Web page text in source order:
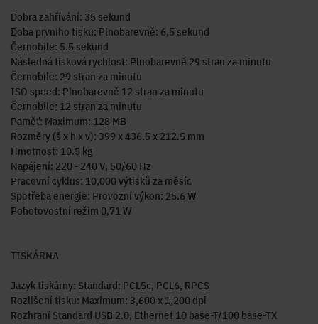
Dobra zahřívání: 35 sekund
Doba prvního tisku: Plnobarevně: 6,5 sekund
Černobíle: 5.5 sekund
Následná tisková rychlost: Plnobarevně 29 stran za minutu
Černobíle: 29 stran za minutu
ISO speed: Plnobarevně 12 stran za minutu
Černobíle: 12 stran za minutu
Paměť: Maximum: 128 MB
Rozměry (š x h x v): 399 x 436.5 x 212.5 mm
Hmotnost: 10.5 kg
Napájení: 220 - 240 V, 50/60 Hz
Pracovní cyklus: 10,000 výtisků za měsíc
Spotřeba energie: Provozní výkon: 25.6 W
Pohotovostní režim 0,71 W
TISKÁRNA
Jazyk tiskárny: Standard: PCL5c, PCL6, RPCS
Rozlišení tisku: Maximum: 3,600 x 1,200 dpi
Rozhraní Standard USB 2.0, Ethernet 10 base-T/100 base-TX